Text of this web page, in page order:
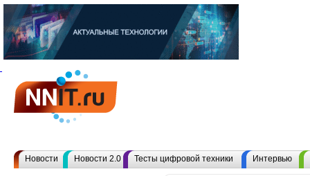
Новости Новости 2.0 Тесты цифровой техники Интервью